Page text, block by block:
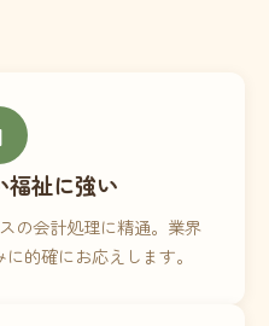
福祉に強い
の会計処理に精通。業界
的確にお応えします。